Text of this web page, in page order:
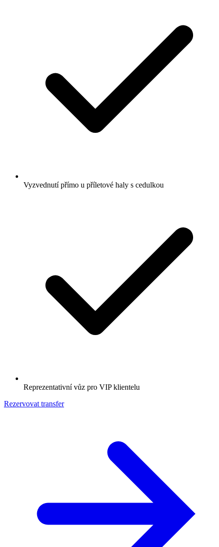
Vyzvednutí přímo u příletové haly s cedulkou
Reprezentativní vůz pro VIP klientelu
Rezervovat transfer